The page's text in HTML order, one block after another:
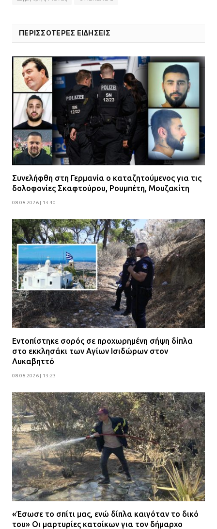
ΠΕΡΙΣΣΟΤΕΡΕΣ ΕΙΔΗΣΕΙΣ
Συνελήφθη στη Γερμανία ο καταζητούμενος για τις
δολοφονίες Σκαφτούρου, Ρουμπέτη, Μουζακίτη
08.08.2026 | 13:40
Εντοπίστηκε σορός σε προχωρημένη σήψη δίπλα
στο εκκλησάκι των Αγίων Ισιδώρων στον
Λυκαβηττό
08.08.2026 | 13:23
«Έσωσε το σπίτι μας, ενώ δίπλα καιγόταν το δικό
του» Οι μαρτυρίες κατοίκων για τον δήμαρχο